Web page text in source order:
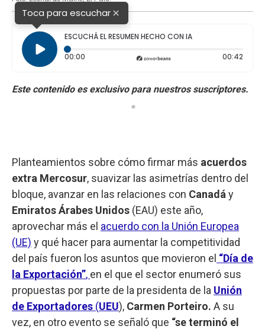
Toca para escuchar×
ESCUCHÁ EL RESUMEN HECHO CON IA
00:00 Tiempo transcurrido: 0 segundos 00:42
Planteamientos sobre cómo firmar más acuerdos
extra Mercosur, suavizar las asimetrías dentro del
bloque, avanzar en las relaciones con Canadá y
Emiratos Árabes Unidos (EAU) este año,
aprovechar más el acuerdo con la Unión Europea
(UE) y qué hacer para aumentar la competitividad
del país fueron los asuntos que movieron el “Día de
la Exportación”, en el que el sector enumeró sus
propuestas por parte de la presidenta de la Unión
de Exportadores (UEU), Carmen Porteiro. A su
vez, en otro evento se señaló que “se terminó el